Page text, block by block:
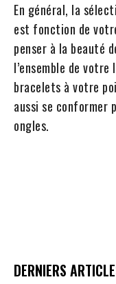
En général, la
est fonction de
penser à la beauté
l’ensemble de votre
bracelets à votre
aussi se conformer
ongles.
DERNIERS